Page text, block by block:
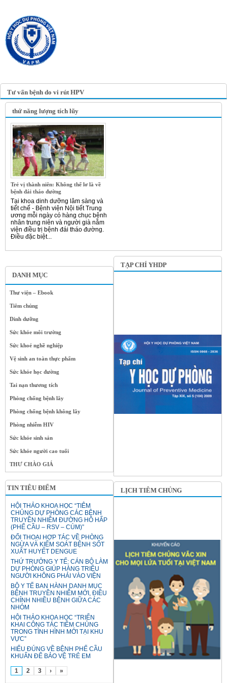
Tư vấn bệnh do vi rút HPV
DANH MỤC
Thư viện – Ebook
Tiêm chủng
Dinh dưỡng
Sức khỏe môi trường
Sức khoẻ nghề nghiệp
Vệ sinh an toàn thực phẩm
Sức khỏe học đường
Tai nạn thương tích
Phòng chống bệnh lây
Phòng chống bệnh không lây
Phòng nhiễm HIV
Sức khỏe sinh sản
Sức khỏe người cao tuổi
THƯ CHÀO GIÁ
TIN TIÊU ĐIỂM
HỘI THẢO KHOA HỌC “TIÊM
CHỦNG DỰ PHÒNG CÁC BỆNH
TRUYỀN NHIỄM ĐƯỜNG HÔ HẤP
(PHẾ CẦU – RSV – CÚM)”
ĐỐI THOẠI HỢP TÁC VỀ PHÒNG
NGỪA VÀ KIỂM SOÁT BỆNH SỐT
XUẤT HUYẾT DENGUE
THỨ TRƯỞNG Y TẾ: CÁN BỘ LÀM
DỰ PHÒNG GIÚP HÀNG TRIỆU
NGƯỜI KHÔNG PHẢI VÀO VIỆN
BỘ Y TẾ BAN HÀNH DANH MỤC
BỆNH TRUYỀN NHIỄM MỚI, ĐIỀU
CHỈNH NHIỀU BỆNH GIỮA CÁC
NHÓM
HỘI THẢO KHOA HỌC “TRIỂN
KHAI CÔNG TÁC TIÊM CHỦNG
TRONG TÌNH HÌNH MỚI TẠI KHU
VỰC”
HIỂU ĐÚNG VỀ BỆNH PHẾ CẦU
KHUẨN ĐỂ BẢO VỆ TRẺ EM
1 2 3 › »
thứ năng lượng tích lũy
Trẻ vị thành niên: Không thể lơ là về
bệnh đái tháo đường
Tại khoa dinh dưỡng lâm sàng và
tiết chế - Bệnh viện Nội tiết Trung
ương mỗi ngày có hàng chục bệnh
nhân trung niên và người già nằm
viện điều trị bệnh đái tháo đường.
Điều đặc biệt...
TẠP CHÍ YHDP
LỊCH TIÊM CHỦNG